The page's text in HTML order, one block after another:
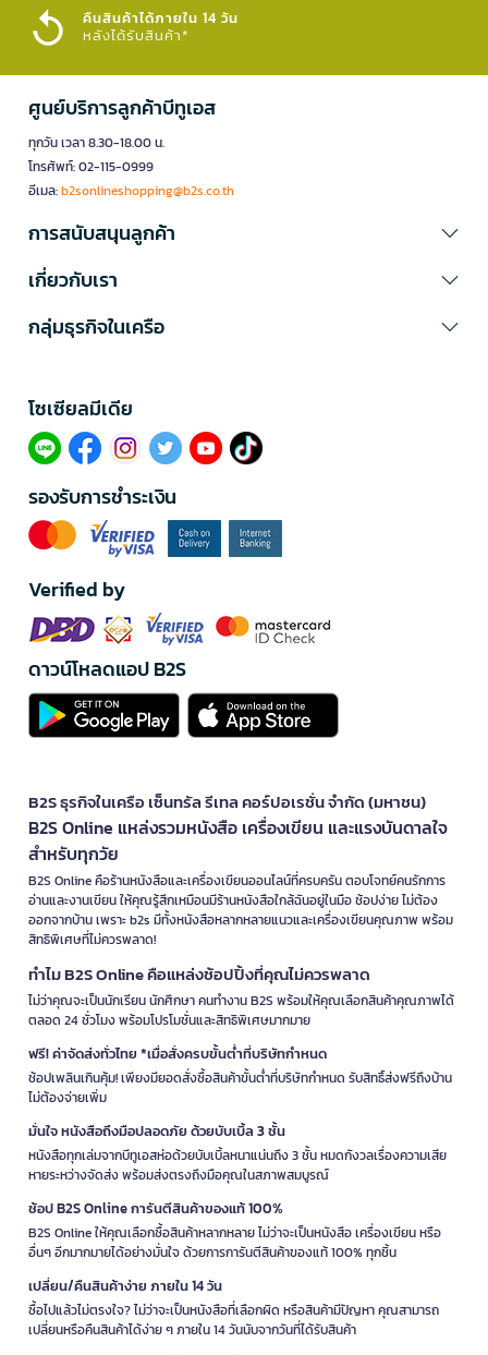
คืนสินค้าได้ภายใน 14 วัน
หลังได้รับสินค้า*
ศูนย์บริการลูกค้าบีทูเอส
ทุกวัน เวลา 8.30-18.00 น.
โทรศัพท์: 02-115-0999
อีเมล:b2sonlineshopping@b2s.co.th
การสนับสนุนลูกค้า
เกี่ยวกับเรา
กลุ่มธุรกิจในเครือ
โซเซียลมีเดีย​
รองรับการชำระเงิน
Verified by
ดาวน์โหลดแอป B2S
B2S ธุรกิจในเครือ เซ็นทรัล รีเทล คอร์ปอเรชั่น จำกัด (มหาชน)
B2S Online แหล่งรวมหนังสือ เครื่องเขียน และแรงบันดาลใจ
สำหรับทุกวัย
B2S Online คือร้านหนังสือและเครื่องเขียนออนไลน์ที่ครบครัน ตอบโจทย์คนรักการ
อ่านและงานเขียน ให้คุณรู้สึกเหมือนมีร้านหนังสือใกล้ฉันอยู่ในมือ ช้อปง่าย ไม่ต้อง
ออกจากบ้าน เพราะ b2s มีทั้งหนังสือหลากหลายแนวและเครื่องเขียนคุณภาพ พร้อม
สิทธิพิเศษที่ไม่ควรพลาด!
ทำไม B2S Online คือแหล่งช้อปปิ้งที่คุณไม่ควรพลาด
ไม่ว่าคุณจะเป็นนักเรียน นักศึกษา คนทำงาน B2S พร้อมให้คุณเลือกสินค้าคุณภาพได้
ตลอด 24 ชั่วโมง พร้อมโปรโมชั่นและสิทธิพิเศษมากมาย
ฟรี! ค่าจัดส่งทั่วไทย *เมื่อสั่งครบขั้นต่ำที่บริษัทกำหนด
ช้อปเพลินเกินคุ้ม! เพียงมียอดสั่งซื้อสินค้าขั้นต่ำที่บริษัทกำหนด รับสิทธิ์ส่งฟรีถึงบ้าน
ไม่ต้องจ่ายเพิ่ม
มั่นใจ หนังสือถึงมือปลอดภัย ด้วยบับเบิ้ล 3 ชั้น
หนังสือทุกเล่มจากบีทูเอสห่อด้วยบับเบิ้ลหนาแน่นถึง 3 ชั้น หมดกังวลเรื่องความเสีย
หายระหว่างจัดส่ง พร้อมส่งตรงถึงมือคุณในสภาพสมบูรณ์
ช้อป B2S Online การันตีสินค้าของแท้ 100%
B2S Online ให้คุณเลือกซื้อสินค้าหลากหลาย ไม่ว่าจะเป็นหนังสือ เครื่องเขียน หรือ
อื่นๆ อีกมากมายได้อย่างมั่นใจ ด้วยการการันตีสินค้าของแท้ 100% ทุกชิ้น
เปลี่ยน/คืนสินค้าง่าย ภายใน 14 วัน
ซื้อไปแล้วไม่ตรงใจ? ไม่ว่าจะเป็นหนังสือที่เลือกผิด หรือสินค้ามีปัญหา คุณสามารถ
เปลี่ยนหรือคืนสินค้าได้ง่าย ๆ ภายใน 14 วันนับจากวันที่ได้รับสินค้า